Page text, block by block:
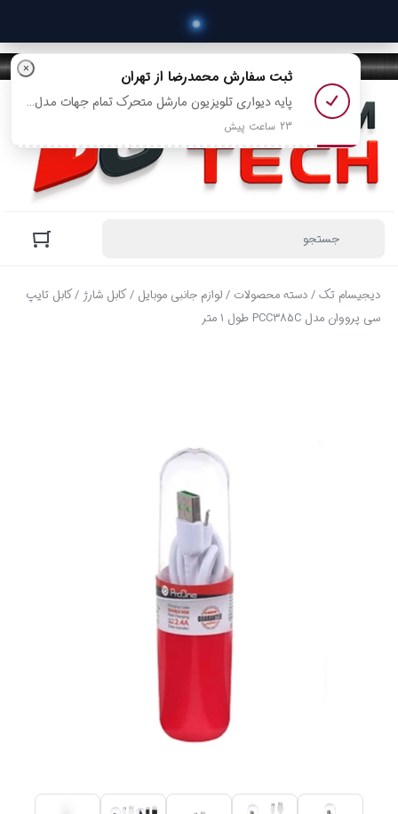
دیجیسام تک/دسته محصولات /لوازم جانبی موبایل /کابل شارژ / کابل تایپ
سی پرووان مدل PCC385C طول 1 متر
× ثبت سفارش محمدرضا از تهران
پایه دیواری تلویزیون مارشل متحرک تمام جهات مدل M4 مناسب 32 تا 43 اینچ رو خرید کرد
23 ساعت پیش